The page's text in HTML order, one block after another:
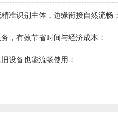
准识别主体，边缘衔接自然流畅；
，有效节省时间与经济成本；
设备也能流畅使用；